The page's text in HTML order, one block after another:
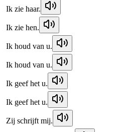
Ik zie haar.
Ik zie hen.
Ik houd van u.
Ik houd van u.
Ik geef het u.
Ik geef het u.
Zij schrijft mij.